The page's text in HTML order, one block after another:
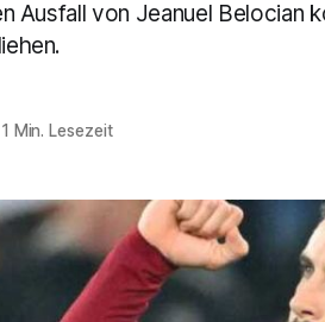
Ausfall von Jeanuel Belocian
Min. Lesezeit